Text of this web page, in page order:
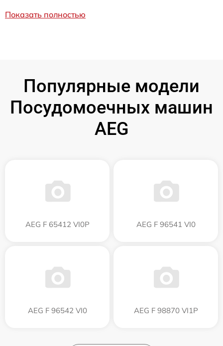
Показать полностью
Популярные модели
Посудомоечных машин
AEG
AEG F 65412 VI0P AEG F 96541 VI0
AEG F 96542 VI0 AEG F 98870 VI1P